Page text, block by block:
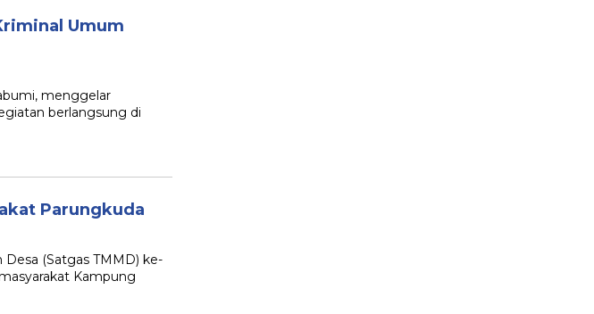
Umum
menggelar
berlangsung di
Parungkuda
(Satgas TMMD) ke-
Kampung